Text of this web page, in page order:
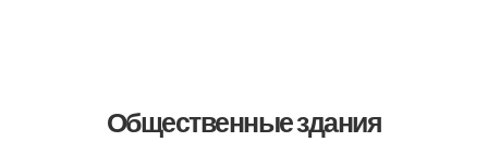
Общественные здания